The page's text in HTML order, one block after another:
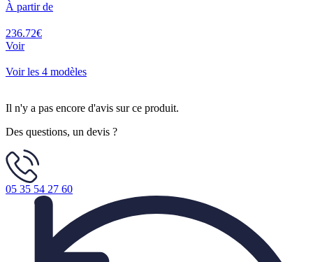
À partir de
236.72€
Voir
Voir les 4 modèles
Il n'y a pas encore d'avis sur ce produit.
Des questions, un devis ?
05 35 54 27 60